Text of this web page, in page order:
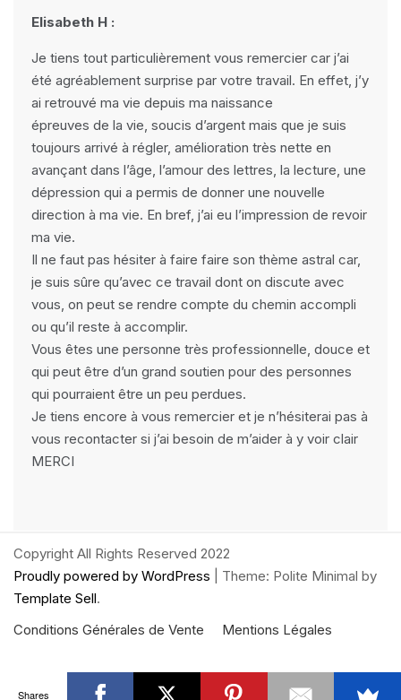
Elisabeth H :
Je tiens tout particulièrement vous remercier car j’ai
été agréablement surprise par votre travail. En effet, j’y
ai retrouvé ma vie depuis ma naissance
épreuves de la vie, soucis d’argent mais que je suis
toujours arrivé à régler, amélioration très nette en
avançant dans l’âge, l’amour des lettres, la lecture, une
dépression qui a permis de donner une nouvelle
direction à ma vie. En bref, j’ai eu l’impression de revoir
ma vie.
Il ne faut pas hésiter à faire faire son thème astral car,
je suis sûre qu’avec ce travail dont on discute avec
vous, on peut se rendre compte du chemin accompli
ou qu’il reste à accomplir.
Vous êtes une personne très professionnelle, douce et
qui peut être d’un grand soutien pour des personnes
qui pourraient être un peu perdues.
Je tiens encore à vous remercier et je n’hésiterai pas à
vous recontacter si j’ai besoin de m’aider à y voir clair
MERCI
Copyright All Rights Reserved 2022
Proudly powered by WordPress
Theme: Polite Minimal by
Template Sell.
Conditions Générales de Vente
Mentions Légales
Shares